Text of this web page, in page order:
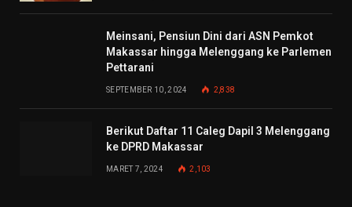
Meinsani, Pensiun Dini dari ASN Pemkot
Makassar hingga Melenggang ke Parlemen
Pettarani
SEPTEMBER 10, 2024 2,838
Berikut Daftar 11 Caleg Dapil 3 Melenggang
ke DPRD Makassar
MARET 7, 2024 2,103